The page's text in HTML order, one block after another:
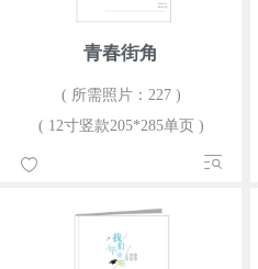
青春街角
( 所需照片：227 )
( 12寸竖款205*285单页 )